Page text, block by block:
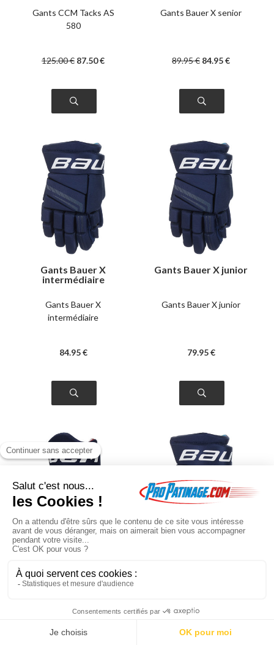
Gants CCM Tacks AS
580
125.00€ 87.50€
Gants Bauer X senior
89.95€ 84.95€
Gants Bauer X
intermédiaire
Gants Bauer X
intermédiaire
84.95 €
Gants Bauer X junior
Gants Bauer X junior
79.95 €
senior
cookies à des fins statistiques et commerciales.